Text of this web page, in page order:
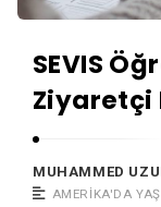
SEVIS
Ziyaretçi
MUHAMMED
AMERIKA'DA